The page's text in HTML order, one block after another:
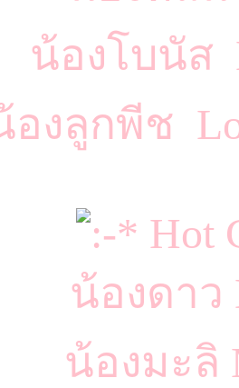
น้องโบนัส
องลูกพีช
Hot
น้องดาว
น้องมะลิ